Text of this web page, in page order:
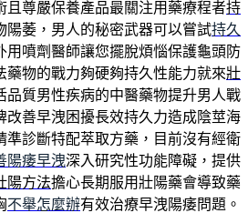
且尊嚴保養產品最關注用藥療程者持
陽萎，男人的秘密武器可以嘗試持久
用噴劑醫師讓您擺脫煩惱保護龜頭防
藥物的戰力夠硬夠持久性能力就來壯
品質男性疾病的中醫藥物提升男人戰
改善早洩困擾長效持久力造成陰莖海
準診斷特配萃取方藥，目前沒有經衛
陽痿早洩深入研究性功能障礙，提供
陽方法擔心長期服用壯陽藥會導致藥
不舉怎麼辦有效治療早洩陽痿問題。